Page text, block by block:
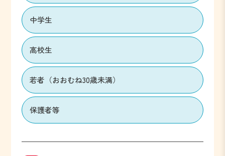
中学生
高校生
若者（おおむね30歳未満）
保護者等